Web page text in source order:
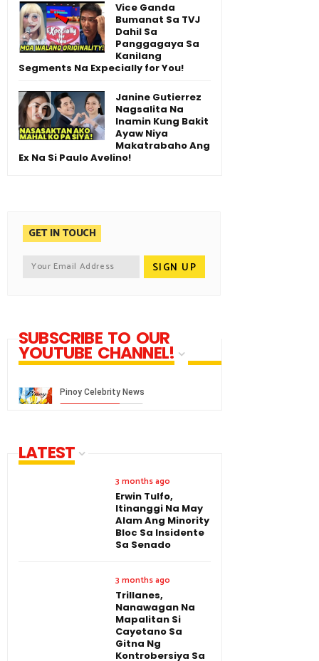
Vice Ganda
Bumanat Sa TVJ
Dahil Sa
Panggagaya Sa
Kanilang
Segments Na Expecially for You!
Janine Gutierrez
Nagsalita Na
Inamin Kung Bakit
Ayaw Niya
Makatrabaho Ang
Ex Na Si Paulo Avelino!
GET IN TOUCH
SUBSCRIBE TO OUR
YOUTUBE CHANNEL!
LATEST
3 months ago
Erwin Tulfo,
Itinanggi Na May
Alam Ang Minority
Bloc Sa Insidente
Sa Senado
3 months ago
Trillanes,
Nanawagan Na
Mapalitan Si
Cayetano Sa
Gitna Ng
Kontrobersiya Sa